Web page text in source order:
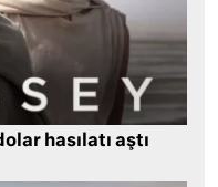
hasılatı aştı